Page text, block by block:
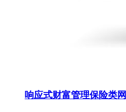
响应式财富管理保险类